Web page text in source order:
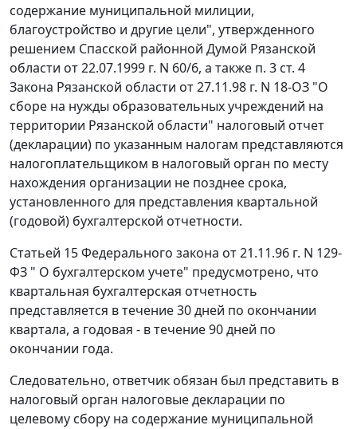
содержание муниципальной милиции,
благоустройство и другие цели", утвержденного
решением Спасской районной Думой Рязанской
области от 22.07.1999 г. N 60/6, а также п. 3 ст. 4
Закона Рязанской области от 27.11.98 г. N 18-ОЗ "О
сборе на нужды образовательных учреждений на
территории Рязанской области" налоговый отчет
(декларации) по указанным налогам представляются
налогоплательщиком в налоговый орган по месту
нахождения организации не позднее срока,
установленного для представления квартальной
(годовой) бухгалтерской отчетности.
Статьей 15Федерального закона от 21.11.96 г. N 129-
ФЗ " О бухгалтерском учете" предусмотрено, что
квартальная бухгалтерская отчетность
представляется в течение 30 дней по окончании
квартала, а годовая - в течение 90 дней по
окончании года.
Следовательно, ответчик обязан был представить в
налоговый орган налоговые декларации по
целевому сбору на содержание муниципальной